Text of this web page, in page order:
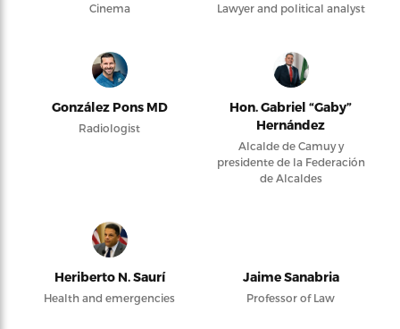
Cinema Lawyer and political analyst
González Pons MD
Radiologist
Hon. Gabriel “Gaby”
Hernández
Alcalde de Camuy y
presidente de la Federación
de Alcaldes
Heriberto N. Saurí
Health and emergencies
Jaime Sanabria
Professor of Law